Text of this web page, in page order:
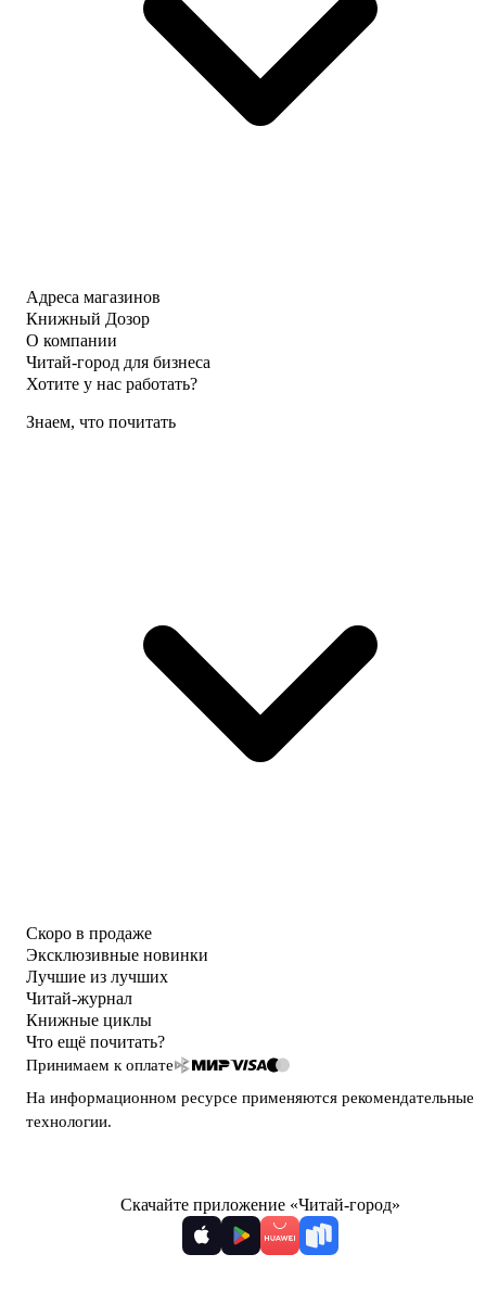
Адреса магазинов
Книжный Дозор
О компании
Читай-город для бизнеса
Хотите у нас работать?
Знаем, что почитать
Скоро в продаже
Эксклюзивные новинки
Лучшие из лучших
Читай-журнал
Книжные циклы
Что ещё почитать?
Принимаем к оплате
На информационном ресурсе применяются рекомендательные
технологии.
Скачайте приложение «Читай-город»